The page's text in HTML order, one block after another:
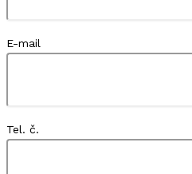
E-mail
Tel. č.